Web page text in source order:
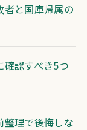
者と国庫帰属の
確認すべき5つ
整理で後悔しな